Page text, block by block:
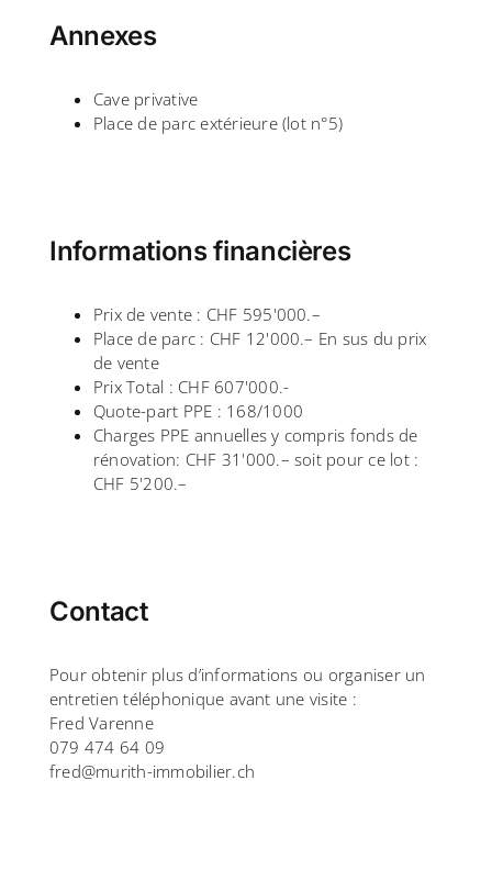
Annexes
Cave privative
Place de parc extérieure (lot n°5)
Informations financières
Prix de vente : CHF 595'000.–
Place de parc : CHF 12'000.– En sus du prix
de vente
Prix Total : CHF 607'000.-
Quote-part PPE : 168/1000
Charges PPE annuelles y compris fonds de
rénovation: CHF 31'000.– soit pour ce lot :
CHF 5'200.–
Contact
Pour obtenir plus d’informations ou organiser un
entretien téléphonique avant une visite :
Fred Varenne
079 474 64 09
fred@murith-immobilier.ch